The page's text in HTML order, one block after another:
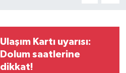
Ulaşım Kartı uyarısı:
Dolum saatlerine
dikkat!